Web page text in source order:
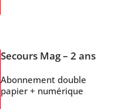
Secours Mag – 2 ans
Abonnement double
papier + numérique